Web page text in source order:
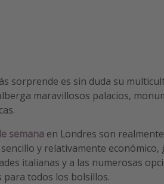
sorprende es sin duda su
maravillosos palacios,
semana en Londres son
y relativamente económico,
italianas y a las numerosas
para todos los bolsillos.